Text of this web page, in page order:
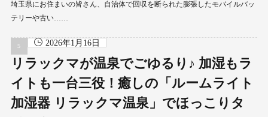
埼玉県にお住まいの皆さん、自治体で回収を断られた膨張したモバイルバッ
テリーや古い……
2026年1月16日
リラックマが温泉でごゆるり♪ 加湿もラ
イトも一台三役！癒しの「ルームライト
加湿器 リラックマ温泉」でほっこりタ